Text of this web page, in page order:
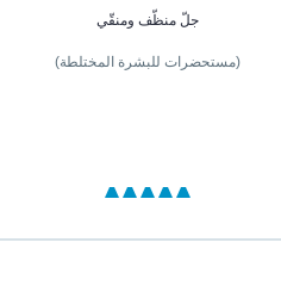
جلّ منظّف ومنقّي
(مستحضرات للبشرة المختلطة)